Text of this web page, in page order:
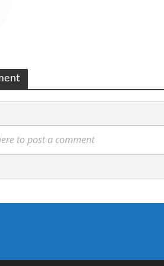
to post a comment